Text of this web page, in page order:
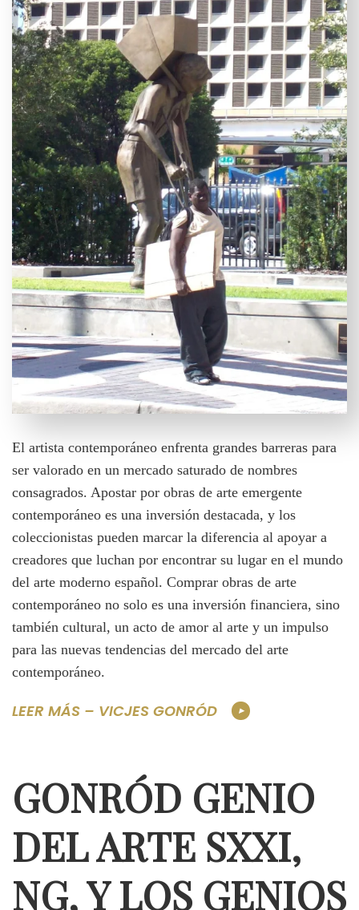
El artista contemporáneo enfrenta grandes barreras para
ser valorado en un mercado saturado de nombres
consagrados. Apostar por obras de arte emergente
contemporáneo es una inversión destacada, y los
coleccionistas pueden marcar la diferencia al apoyar a
creadores que luchan por encontrar su lugar en el mundo
del arte moderno español. Comprar obras de arte
contemporáneo no solo es una inversión financiera, sino
también cultural, un acto de amor al arte y un impulso
para las nuevas tendencias del mercado del arte
contemporáneo.
LEER MÁS – VICJES GONRÓD
GONRÓD GENIO
DEL ARTE SXXI,
NG, Y LOS GENIOS